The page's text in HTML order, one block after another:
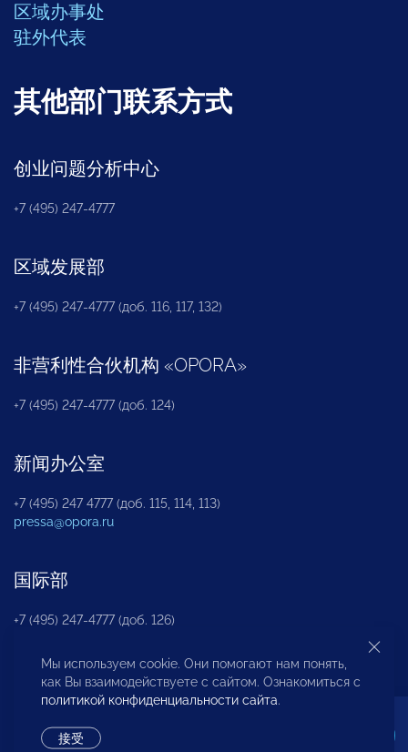
区域办事处
驻外代表
其他部门联系方式
创业问题分析中心
+7 (495) 247-4777
区域发展部
+7 (495) 247-4777 (доб. 116, 117, 132)
非营利性合伙机构 «OPORA»
+7 (495) 247-4777 (доб. 124)
新闻办公室
+7 (495) 247 4777 (доб. 115, 114, 113)
pressa@opora.ru
国际部
+7 (495) 247-4777 (доб. 126)
商投权益保护部
Мы используем cookie. Они помогают нам понять,
как Вы взаимодействуете с сайтом. Ознакомиться с
политикой конфиденциальности сайта.
接受